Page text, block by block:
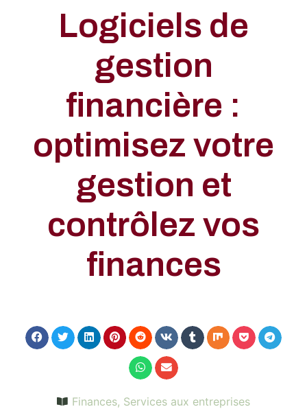
Logiciels de
gestion
financière :
optimisez votre
gestion et
contrôlez vos
finances
Finances, Services aux entreprises